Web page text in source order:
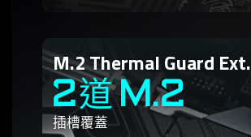
M.2 Thermal Guard Ext.
2道 M.2
插槽覆蓋